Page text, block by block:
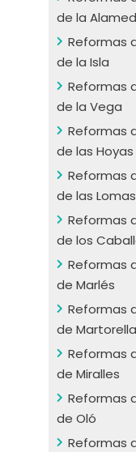
de la
Reformas
de la Isla
Reformas
de la Vega
Reformas
de las Hoyas
Reformas
de las Lomas
Reformas
de los
Reformas
de Marlés
Reformas
de
Reformas
de Miralles
Reformas
de Oló
Reformas